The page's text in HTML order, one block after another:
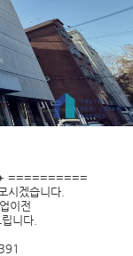
==========
시겠습니다.
이전
니다.